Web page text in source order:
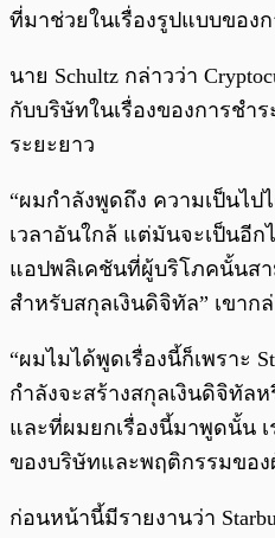
ที่มาช่วยในเรื่องรูปแบบของ
นาย Schultz กล่าวว่า
กับบริษัทในเรื่องของการชำ
ระยะยาว
“ผมกำลังพูดถึง ความเป็นไป
เวลาอันใกล้ แต่มันจะเป็นอี
แอปพลิเคชันที่ผู้บริโภคนั้นส
สำหรับสกุลเงินดิจิทัล” เขาก
“ผมไมได้พูดเรื่องนี้ก็เพราะ
กำลังจะสร้างสกุลเงินดิจิทัล
และที่ผมยกเรื่องนี้มาพูดนั้น
ของบริษัทและพฤติกรรมขอ
ก่อนหน้านี้มีรายงานว่า